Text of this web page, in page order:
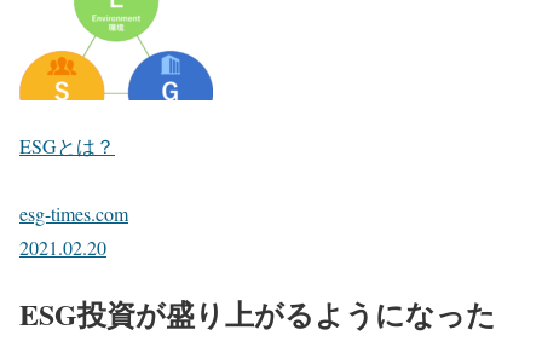
ESGとは？
esg-times.com
2021.02.20
ESG投資が盛り上がるようになった